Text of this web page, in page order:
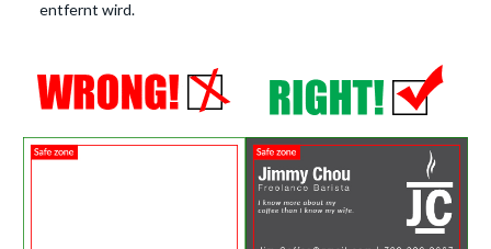
entfernt wird.